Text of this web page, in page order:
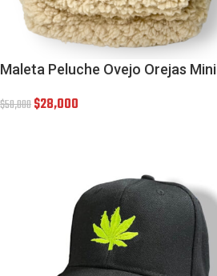
Maleta Peluche Ovejo Orejas Mini
$50,000$28,000